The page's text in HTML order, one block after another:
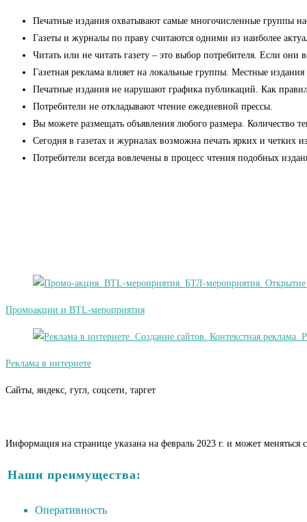
Печатные издания охватывают самые многочисленные группы
Газеты и журналы по праву считаются одними из наиболее
Читать или не читать газету – это выбор потребителя. Если
Газетная реклама влияет на локальные группы. Местные
Печатные издания не нарушают графика публикаций. Как
Потребители не откладывают чтение ежедневной прессы.
Вы можете размещать объявления любого размера. Количество
Сегодня в газетах и журналах возможна печать ярких и четких
Потребители всегда вовлечены в процесс чтения подобных
Промоакции и BTL-мероприятия
Реклама в интернете
Сайты, яндекс, гугл, соцсети, таргет
Информация на странице указана на февраль 2023 г. и может
Наши преимущества:
Оперативность